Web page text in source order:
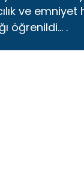
ve emniyet
öğrenildi… .